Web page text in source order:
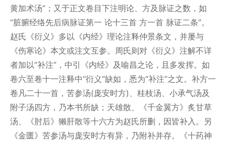
黄加术汤”；又于正文卷目下注明论、方及脉证之数，如
“脏腑经络先后病脉证第一 论十三首 方一首 脉证二条”。
赵氏《衍义》多以《内经》理论注释仲景条文，并屡与
《伤寒论》本文或注文互参。周氏则对《衍义》注解不详
者加以“补注”，中引《内经》及喻昌之论，且多发挥。如
卷六至卷十一注释中“衍义”缺如，悉为“补注”之文。补方一
卷凡二十一首，苦参汤(庞安时方)、桂枝汤、小承气汤及
附子汤四方，乃本书所缺；天雄散、《千金翼方》炙甘草
汤、《肘后》獭肝散等十六方为赵氏所删，因皆补入。另
《金匮》苦参汤与庞安时方有异，乃附补并存。《十药神